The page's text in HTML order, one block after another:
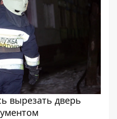
вырезать дверь